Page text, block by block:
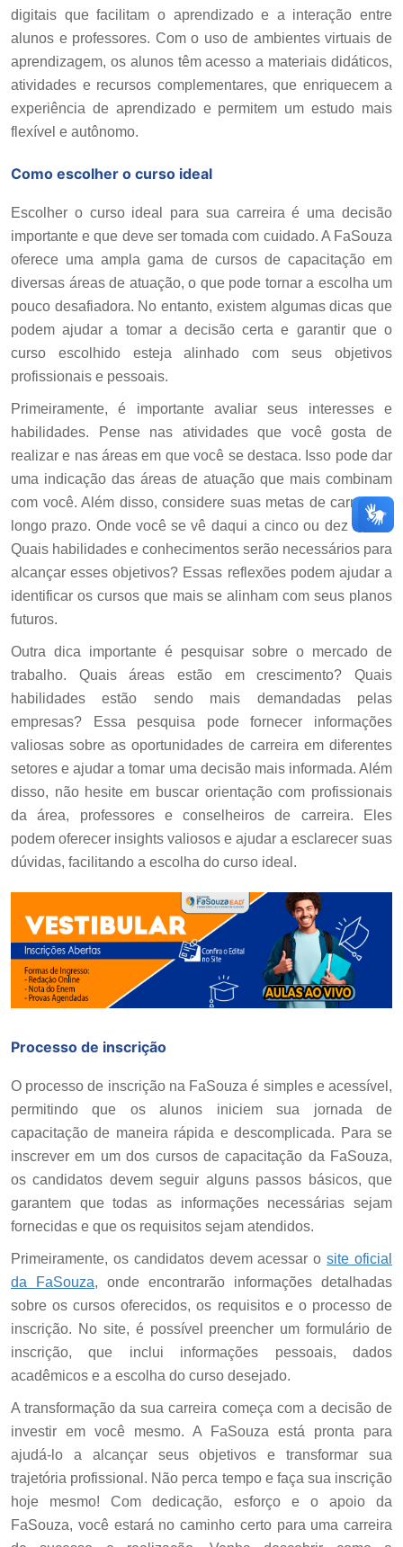
digitais que facilitam o aprendizado e a interação entre
alunos e professores. Com o uso de ambientes virtuais de
aprendizagem, os alunos têm acesso a materiais didáticos,
atividades e recursos complementares, que enriquecem a
experiência de aprendizado e permitem um estudo mais
flexível e autônomo.
Como escolher o curso ideal
Escolher o curso ideal para sua carreira é uma decisão
importante e que deve ser tomada com cuidado. A FaSouza
oferece uma ampla gama de cursos de capacitação em
diversas áreas de atuação, o que pode tornar a escolha um
pouco desafiadora. No entanto, existem algumas dicas que
podem ajudar a tomar a decisão certa e garantir que o
curso escolhido esteja alinhado com seus objetivos
profissionais e pessoais.
Primeiramente, é importante avaliar seus interesses e
habilidades. Pense nas atividades que você gosta de
realizar e nas áreas em que você se destaca. Isso pode dar
uma indicação das áreas de atuação que mais combinam
com você. Além disso, considere suas metas de carreira a
longo prazo. Onde você se vê daqui a cinco ou dez anos?
Quais habilidades e conhecimentos serão necessários para
alcançar esses objetivos? Essas reflexões podem ajudar a
identificar os cursos que mais se alinham com seus planos
futuros.
Outra dica importante é pesquisar sobre o mercado de
trabalho. Quais áreas estão em crescimento? Quais
habilidades estão sendo mais demandadas pelas
empresas? Essa pesquisa pode fornecer informações
valiosas sobre as oportunidades de carreira em diferentes
setores e ajudar a tomar uma decisão mais informada. Além
disso, não hesite em buscar orientação com profissionais
da área, professores e conselheiros de carreira. Eles
podem oferecer insights valiosos e ajudar a esclarecer suas
dúvidas, facilitando a escolha do curso ideal.
Processo de inscrição
O processo de inscrição na FaSouza é simples e acessível,
permitindo que os alunos iniciem sua jornada de
capacitação de maneira rápida e descomplicada. Para se
inscrever em um dos cursos de capacitação da FaSouza,
os candidatos devem seguir alguns passos básicos, que
garantem que todas as informações necessárias sejam
fornecidas e que os requisitos sejam atendidos.
Primeiramente, os candidatos devem acessar osite oficial
da FaSouza, onde encontrarão informações detalhadas
sobre os cursos oferecidos, os requisitos e o processo de
inscrição. No site, é possível preencher um formulário de
inscrição, que inclui informações pessoais, dados
acadêmicos e a escolha do curso desejado.
A transformação da sua carreira começa com a decisão de
investir em você mesmo. A FaSouza está pronta para
ajudá-lo a alcançar seus objetivos e transformar sua
trajetória profissional. Não perca tempo e faça sua inscrição
hoje mesmo! Com dedicação, esforço e o apoio da
FaSouza, você estará no caminho certo para uma carreira